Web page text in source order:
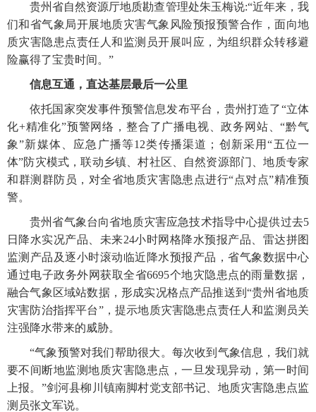
贵州省自然资源厅地质勘查管理处朱玉梅说:“近年来，我
们和省气象局开展地质灾害气象风险预报预警合作，面向地
质灾害隐患点责任人和监测员开展叫应，为组织群众转移避
险赢得了宝贵时间。”
信息互通，直达基层最后一公里
依托国家突发事件预警信息发布平台，贵州打造了“立体
化+精准化”预警网络，整合了广播电视、政务网站、“黔气
象”新媒体、应急广播等12类传播渠道；创新采用“五位一
体”防灾模式，联动乡镇、村社区、自然资源部门、地质专家
和群测群防员，对全省地质灾害隐患点进行“点对点”精准预
警。
贵州省气象台向省地质灾害应急技术指导中心提供过去5
日降水实况产品、未来24小时网格降水预报产品、雷达拼图
监测产品及逐小时滚动临近降水预报产品，省气象数据中心
通过电子政务外网获取全省6695个地灾隐患点的雨量数据，
融合气象区域站数据，形成实况格点产品推送到“贵州省地质
灾害防治指挥平台”，提示地质灾害隐患点责任人和监测员关
注强降水带来的威胁。
“气象预警对我们帮助很大。每次收到气象信息，我们就
要不间断地监测地质灾害隐患点，一旦发现异动，第一时间
上报。”剑河县柳川镇南脚村党支部书记、地质灾害隐患点监
测员张文军说。